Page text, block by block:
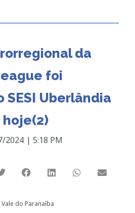
da
foi
SESI Uberlândia
2024 | 5:18 PM
do Paranaíba